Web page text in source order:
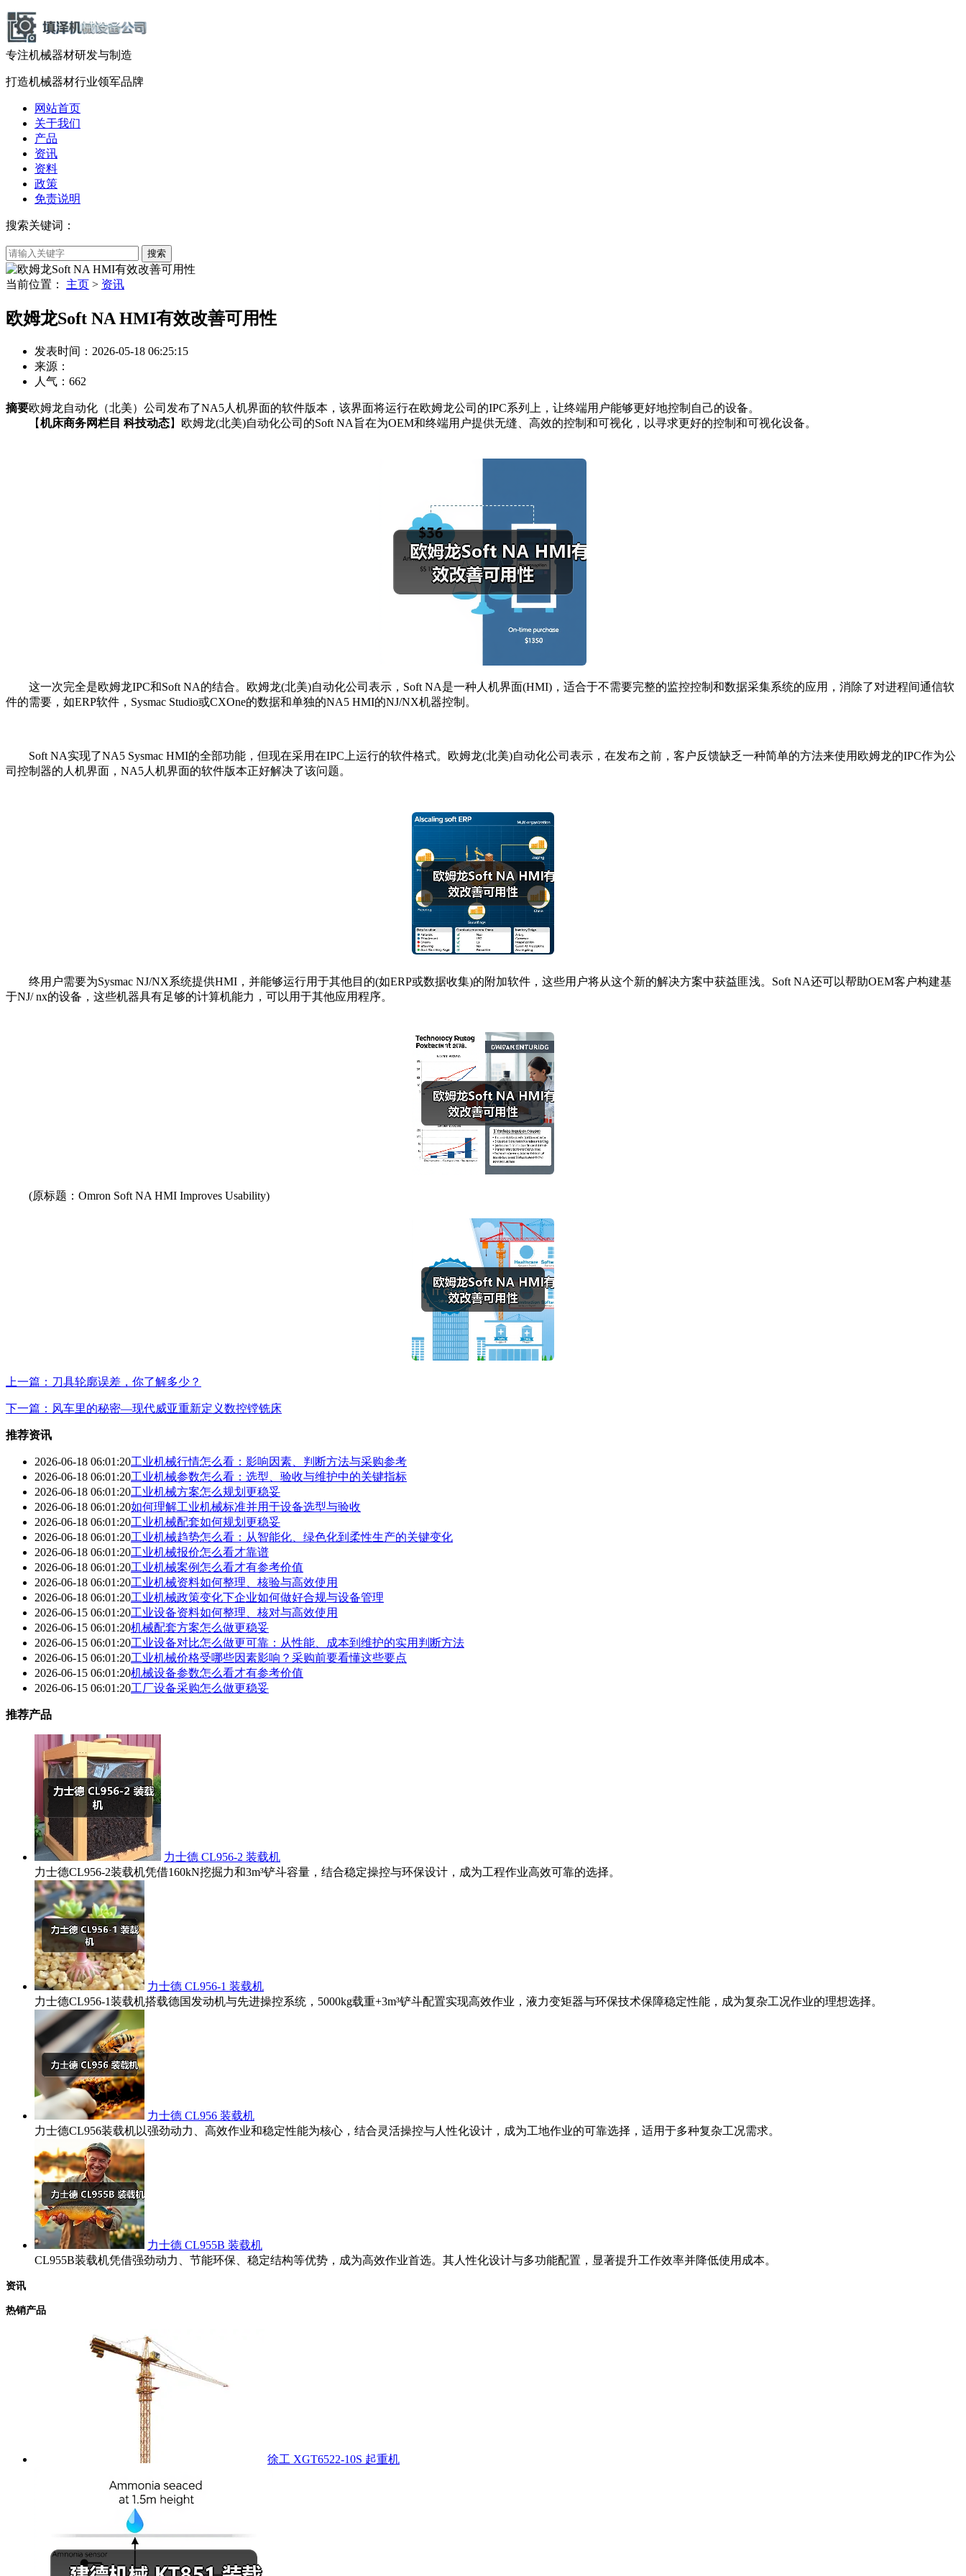
专注机械器材研发与制造
打造机械器材行业领军品牌
网站首页
关于我们
产品
资讯
资料
政策
免责说明
搜索关键词：
当前位置： 主页 > 资讯
欧姆龙Soft NA HMI有效改善可用性
发表时间：2026-05-18 06:25:15
来源：
人气： 662
摘要欧姆龙自动化（北美）公司发布了NA5人机界面的软件版本，该界面将运行在欧姆龙公司的IPC系列上，让终端用户能够更好地控制自己的设备。
【机床商务网栏目 科技动态】欧姆龙(北美)自动化公司的Soft NA旨在为OEM和终端用户提供无缝、高效的控制和可视化，以寻求更好的控制和可视化设备。
这一次完全是欧姆龙IPC和Soft NA的结合。欧姆龙(北美)自动化公司表示，Soft NA是一种人机界面(HMI)，适合于不需要完整的监控控制和数据采集系统的应用，消除了对进程间通信软
件的需要，如ERP软件，Sysmac Studio或CXOne的数据和单独的NA5 HMI的NJ/NX机器控制。
Soft NA实现了NA5 Sysmac HMI的全部功能，但现在采用在IPC上运行的软件格式。欧姆龙(北美)自动化公司表示，在发布之前，客户反馈缺乏一种简单的方法来使用欧姆龙的IPC作为公
司控制器的人机界面，NA5人机界面的软件版本正好解决了该问题。
终用户需要为Sysmac NJ/NX系统提供HMI，并能够运行用于其他目的(如ERP或数据收集)的附加软件，这些用户将从这个新的解决方案中获益匪浅。Soft NA还可以帮助OEM客户构建基
于NJ/ nx的设备，这些机器具有足够的计算机能力，可以用于其他应用程序。
(原标题：Omron Soft NA HMI Improves Usability)
上一篇：刀具轮廓误差，你了解多少？
下一篇：风车里的秘密—现代威亚重新定义数控镗铣床
推荐资讯
2026-06-18 06:01:20工业机械行情怎么看：影响因素、判断方法与采购参考
2026-06-18 06:01:20工业机械参数怎么看：选型、验收与维护中的关键指标
2026-06-18 06:01:20工业机械方案怎么规划更稳妥
2026-06-18 06:01:20如何理解工业机械标准并用于设备选型与验收
2026-06-18 06:01:20工业机械配套如何规划更稳妥
2026-06-18 06:01:20工业机械趋势怎么看：从智能化、绿色化到柔性生产的关键变化
2026-06-18 06:01:20工业机械报价怎么看才靠谱
2026-06-18 06:01:20工业机械案例怎么看才有参考价值
2026-06-18 06:01:20工业机械资料如何整理、核验与高效使用
2026-06-18 06:01:20工业机械政策变化下企业如何做好合规与设备管理
2026-06-15 06:01:20工业设备资料如何整理、核对与高效使用
2026-06-15 06:01:20机械配套方案怎么做更稳妥
2026-06-15 06:01:20工业设备对比怎么做更可靠：从性能、成本到维护的实用判断方法
2026-06-15 06:01:20工业机械价格受哪些因素影响？采购前要看懂这些要点
2026-06-15 06:01:20机械设备参数怎么看才有参考价值
2026-06-15 06:01:20工厂设备采购怎么做更稳妥
推荐产品
力士德 CL956-2 装载机
力士德CL956-2装载机凭借160kN挖掘力和3m³铲斗容量，结合稳定操控与环保设计，成为工程作业高效可靠的选择。
力士德 CL956-1 装载机
力士德CL956-1装载机搭载德国发动机与先进操控系统，5000kg载重+3m³铲斗配置实现高效作业，液力变矩器与环保技术保障稳定性能，成为复杂工况作业的理想选择。
力士德 CL956 装载机
力士德CL956装载机以强劲动力、高效作业和稳定性能为核心，结合灵活操控与人性化设计，成为工地作业的可靠选择，适用于多种复杂工况需求。
力士德 CL955B 装载机
CL955B装载机凭借强劲动力、节能环保、稳定结构等优势，成为高效作业首选。其人性化设计与多功能配置，显著提升工作效率并降低使用成本。
资讯
热销产品
徐工 XGT6522-10S 起重机